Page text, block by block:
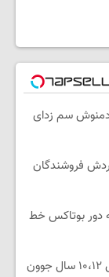
سم زدای
گردش فروشندگان
دور بوتاکس خط
با تخفیف ویژه بدون بوتاکس ۱۰،۱۲ سال جوون